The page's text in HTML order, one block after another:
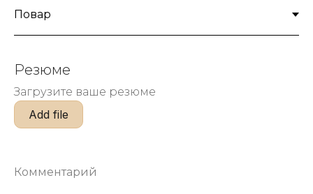
Резюме
Загрузите ваше резюме
Add file